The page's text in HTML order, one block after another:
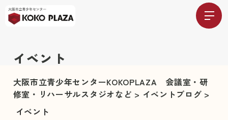
イベント
大阪市立青少年センターKOKOPLAZA 会議室・研
修室・リハーサルスタジオなど > イベントブログ >
イベント